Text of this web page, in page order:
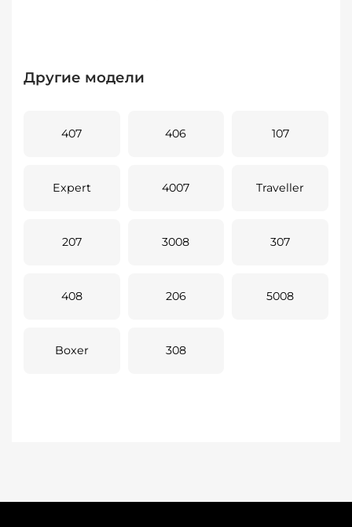
Другие модели
407 406 107
Expert 4007 Traveller
207 3008 307
408 206 5008
Boxer 308